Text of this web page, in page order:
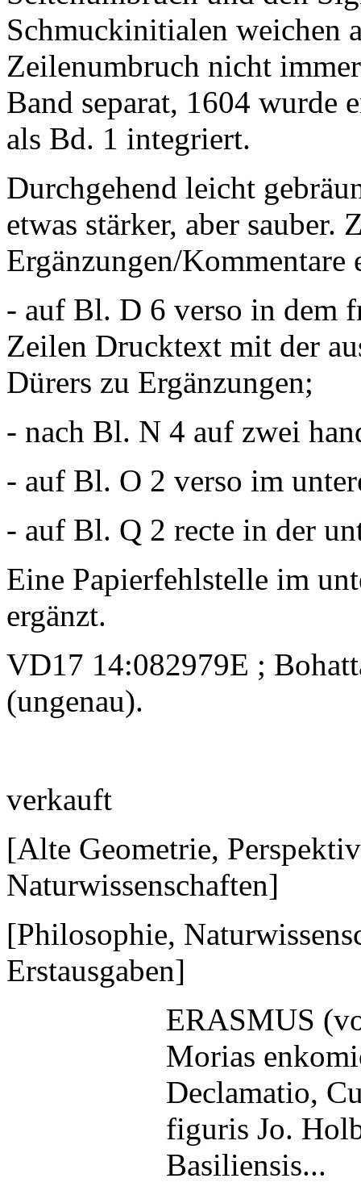
Schmuckinitialen weichen
Zeilenumbruch nicht
Band separat, 1604
als Bd. 1 integriert.
Durchgehend leicht
etwas stärker, aber
Ergänzungen/Kommentare
- auf Bl. D 6 verso in dem
Zeilen Drucktext mit der
Dürers zu Ergänzungen;
- nach Bl. N 4 auf zwei
- auf Bl. O 2 verso im
- auf Bl. Q 2 recte in der
Eine Papierfehlstelle im
ergänzt.
VD17 14:082979E ;
(ungenau).
verkauft
[Alte Geometrie,
Naturwissenschaften]
[Philosophie,
Erstausgaben]
ERASMUS
Morias
Declamatio,
figuris Jo.
Basiliensis...